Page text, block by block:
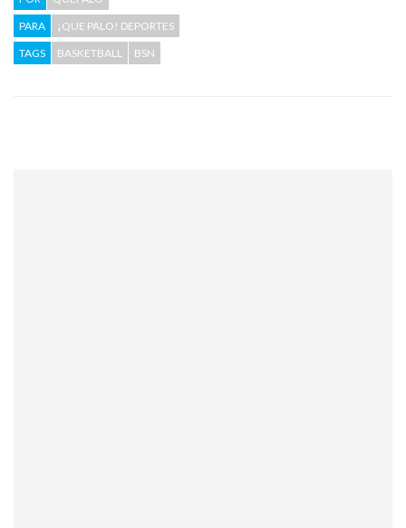
PARA
¡QUE PALO! DEPORTES
TAGS
BASKETBALL BSN